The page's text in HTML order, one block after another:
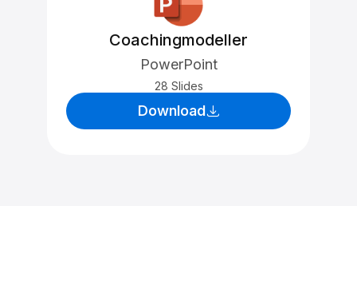
Coachingmodeller
PowerPoint
28 Slides
Download